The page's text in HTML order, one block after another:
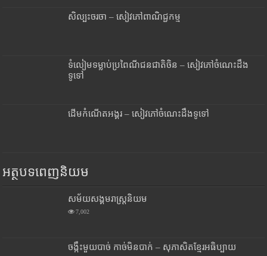
សិល្បះចរចា – សៀវភៅពាណិជ្ជកម្ម
ទំលៀមទម្លាប់ប្រពៃណីជនជាតិចិន – សៀវភៅចំណេះដឹង
ទូទៅ
ដើមកំណើតអង្គរ – សៀវភៅចំណេះដឹងទូទៅ
អត្ថបទពេញនិយម
សម័យសង្គមរាស្រ្តនិយម
7,002
ចង្កឹះមួយបាច់ កាច់មិនបាក់ – សុភាសិតខ្មែរអធិប្បាយ